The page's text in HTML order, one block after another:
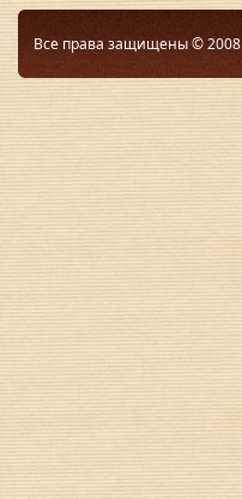
Все права защищены © 2008